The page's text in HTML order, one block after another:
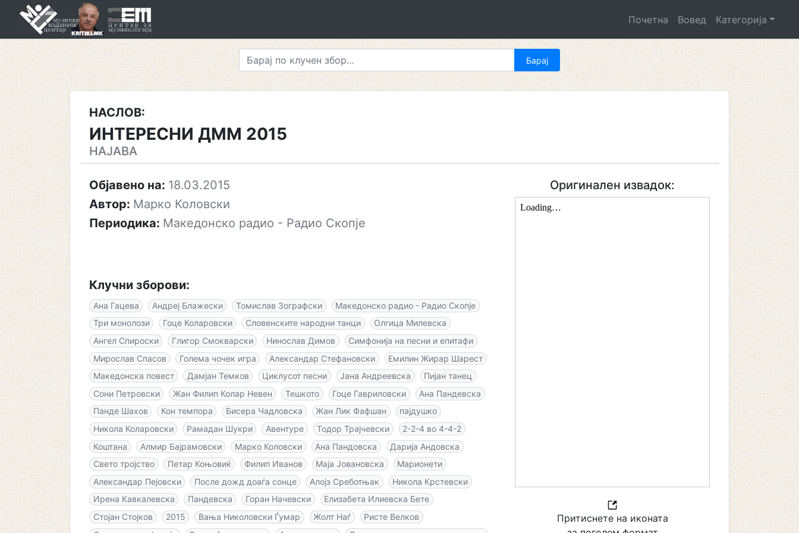
Почетна Вовед Категорија
НАСЛОВ:
ИНТЕРЕСНИ ДММ 2015
НАЈАВА
Објавено на: 18.03.2015
Автор: Марко Коловски
Периодика: Македонско радио - Радио Скопје
Клучни зборови:
Ана Гацева Андреј Блажески Томислав Зографски
Македонско радио - Радио Скопје
Три монолози
Гоце Коларовски Словенските народни танци
Олгица Милевска
Ангел Спироски
Глигор Смокварски Нинослав Димов
Симфонија на песни и епитафи
Мирослав Спасов
Голема чочек игра Александар Стефановски
Емилин Жирар Шарест
Македонска повест
Дамјан Темков Циклусот песни Јана Андреевска
Пијан танец
Сони Петровски
Жан Филип Колар Невен Тешкото Гоце Гавриловски
Ана Пандевска
Панде Шахов
Кон темпора Бисера Чадловска Жан Лик Фафшан
пајдушко
Никола Коларовски
Рамадан Шукри Авентуре Тодор Трајчевски
2-2-4 во 4-4-2
Коштана
Алмир Бајрамовски Марко Коловски Ана Пандовска
Дарија Андовска
Свето тројство
Петар Коњовиќ Филип Иванов Маја Јовановска
Марионети
Александар Пејовски
После дожд доаѓа сонце Алојз Среботњак
Никола Крстевски
Ирена Кавкалевска
Пандевска Горан Начевски
Елизабета Илиевска Бете
Стојан Стојков
2015 Вања Николовски Ѓумар Жолт Наѓ
Ристе Велков
Оригинален извадок:
Притиснете на иконата